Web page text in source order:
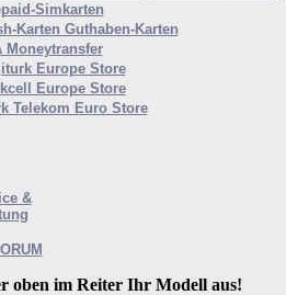
Simkarten
Karten Guthaben-Karten
Moneytransfer
Europe Store
Europe Store
Telekom Euro Store
&
oben im Reiter Ihr Modell aus!